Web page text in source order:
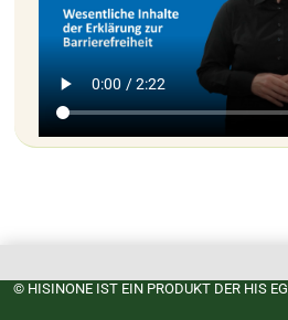
© HISINONE IST EIN PRODUKT DER HIS EG